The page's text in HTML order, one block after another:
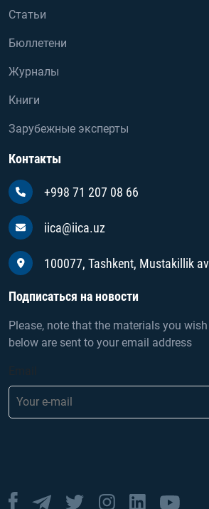
Статьи
Бюллетени
Журналы
Книги
Зарубежные эксперты
Контакты
+998 71 207 08 66
iica@iica.uz
100077, Tashkent, Mustakillik
Подписаться на новости
Please, note that the materials you
below are sent to your email address